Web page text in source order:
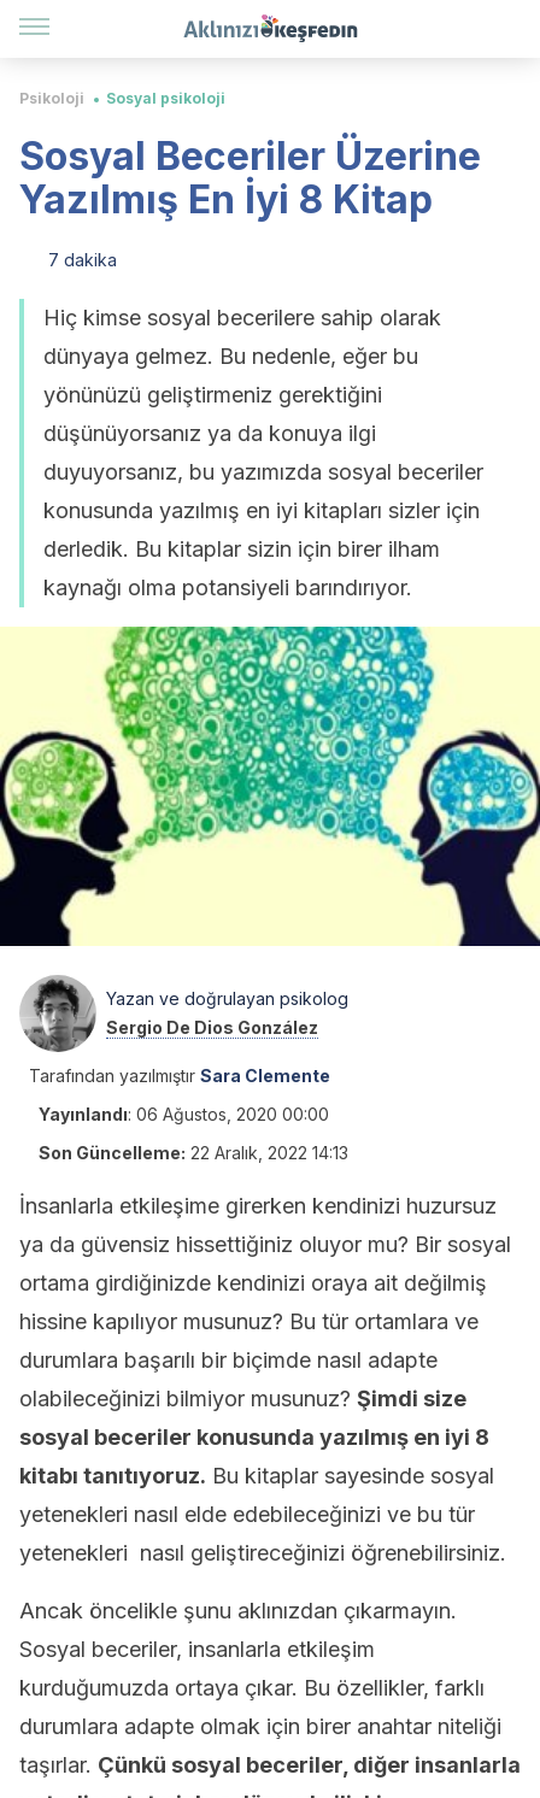
Psikoloji Sosyal psikoloji
Sosyal Beceriler Üzerine
Yazılmış En İyi 8 Kitap
7 dakika
Hiç kimse sosyal becerilere sahip olarak
dünyaya gelmez. Bu nedenle, eğer bu
yönünüzü geliştirmeniz gerektiğini
düşünüyorsanız ya da konuya ilgi
duyuyorsanız, bu yazımızda sosyal beceriler
konusunda yazılmış en iyi kitapları sizler için
derledik. Bu kitaplar sizin için birer ilham
kaynağı olma potansiyeli barındırıyor.
Yazan ve doğrulayan psikolog
Sergio De Dios González
Tarafından yazılmıştır Sara Clemente
Yayınlandı: 06 Ağustos, 2020 00:00
Son Güncelleme: 22 Aralık, 2022 14:13
İnsanlarla etkileşime girerken kendinizi huzursuz
ya da güvensiz hissettiğiniz oluyor mu? Bir sosyal
ortama girdiğinizde kendinizi oraya ait değilmiş
hissine kapılıyor musunuz? Bu tür ortamlara ve
durumlara başarılı bir biçimde nasıl adapte
olabileceğinizi bilmiyor musunuz? Şimdi size
sosyal beceriler konusunda yazılmış en iyi 8
kitabı tanıtıyoruz. Bu kitaplar sayesinde sosyal
yetenekleri nasıl elde edebileceğinizi ve bu tür
yetenekleri nasıl geliştireceğinizi öğrenebilirsiniz.
Ancak öncelikle şunu aklınızdan çıkarmayın.
Sosyal beceriler, insanlarla etkileşim
kurduğumuzda ortaya çıkar. Bu özellikler, farklı
durumlara adapte olmak için birer anahtar niteliği
taşırlar. Çünkü sosyal beceriler, diğer insanlarla